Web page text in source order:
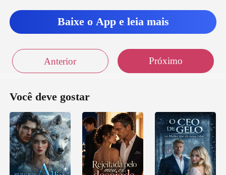
Baixe o App e leia mais
Anterior Próximo
Você deve gostar